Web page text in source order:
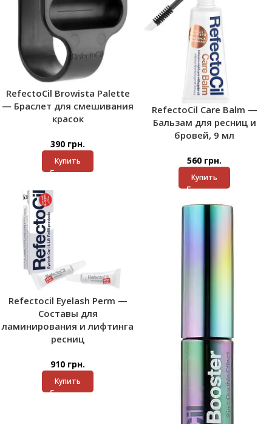
RefectoCil Browista Palette
— Браслет для смешивания
красок
390 грн.
Купить
RefectoCil Care Balm —
Бальзам для ресниц и
бровей, 9 мл
560 грн.
Купить
Refectocil Eyelash Perm —
Составы для
ламинирования и лифтинга
ресниц
910 грн.
Купить